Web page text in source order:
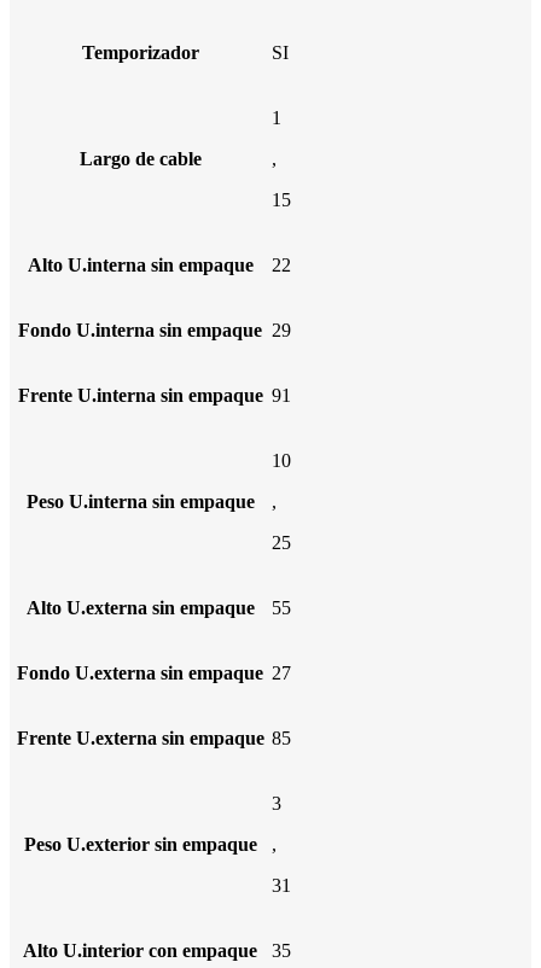
Temporizador SI
Largo de cable
1
,
15
Alto U.interna sin empaque 22
Fondo U.interna sin empaque 29
Frente U.interna sin empaque 91
Peso U.interna sin empaque
10
,
25
Alto U.externa sin empaque 55
Fondo U.externa sin empaque 27
Frente U.externa sin empaque 85
Peso U.exterior sin empaque
3
,
31
Alto U.interior con empaque 35